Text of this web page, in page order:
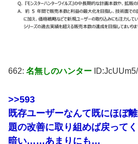
662: 名無しのハンター
>>593
既存ユーザーなんて既にほぼ
題の改善に取り組めば戻って
暗い……あまりにも…